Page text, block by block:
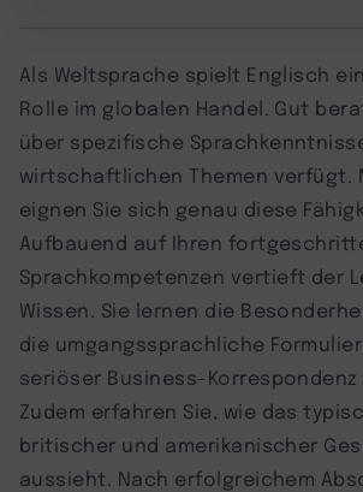
Als Weltsprache spielt Englisch
Rolle im globalen Handel. Gut
über spezifische
wirtschaftlichen Themen verfügt.
eignen Sie sich genau diese
Aufbauend auf Ihren
Sprachkompetenzen vertieft der
Wissen. Sie lernen die
die umgangssprachliche
seriöser Business-
Zudem erfahren Sie, wie das
britischer und amerikanischer
aussieht. Nach erfolgreichem